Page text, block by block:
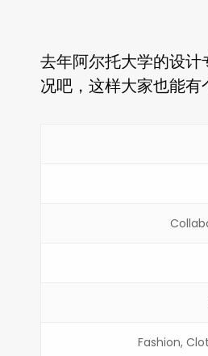
去年阿尔托大学的设
况吧，这样大家也能有
Fashion,